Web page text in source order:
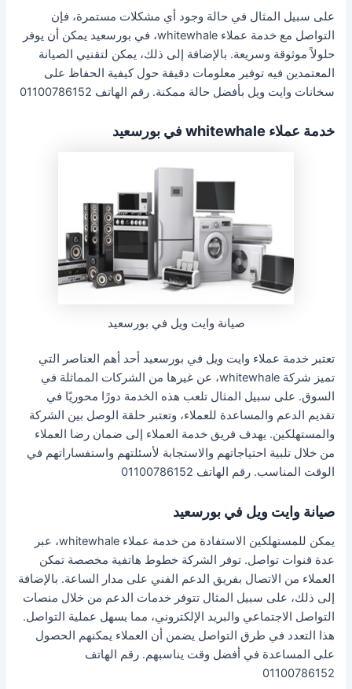
على سبيل المثال في حالة وجود أي مشكلات مستمرة، فإن
التواصل مع خدمة عملاء whitewhale، في بورسعيد يمكن أن يوفر
حلولاً موثوقة وسريعة. بالإضافة إلى ذلك، يمكن لتقنيي الصيانة
المعتمدين فيه توفير معلومات دقيقة حول كيفية الحفاظ على
سخانات وايت ويل بأفضل حالة ممكنة. رقم الهاتف 01100786152
خدمة عملاء whitewhale في بورسعيد
صيانة وايت ويل في بورسعيد
تعتبر خدمة عملاء وايت ويل في بورسعيد أحد أهم العناصر التي
تميز شركة whitewhale، عن غيرها من الشركات المماثلة في
السوق. على سبيل المثال تلعب هذه الخدمة دورًا محوريًا في
تقديم الدعم والمساعدة للعملاء، وتعتبر حلقة الوصل بين الشركة
والمستهلكين. يهدف فريق خدمة العملاء إلى ضمان رضا العملاء
من خلال تلبية احتياجاتهم والاستجابة لأسئلتهم واستفساراتهم في
الوقت المناسب. رقم الهاتف 01100786152
صيانة وايت ويل في بورسعيد
يمكن للمستهلكين الاستفادة من خدمة عملاء whitewhale، عبر
عدة قنوات تواصل. توفر الشركة خطوط هاتفية مخصصة تمكن
العملاء من الاتصال بفريق الدعم الفني على مدار الساعة. بالإضافة
إلى ذلك، على سبيل المثال تتوفر خدمات الدعم من خلال منصات
التواصل الاجتماعي والبريد الإلكتروني، مما يسهل عملية التواصل.
هذا التعدد في طرق التواصل يضمن أن العملاء يمكنهم الحصول
على المساعدة في أفضل وقت يناسبهم. رقم الهاتف
01100786152